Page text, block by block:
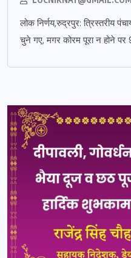
लोक निर्णय,रुद्रपुर: त्रिस्तरीय
चुने गए, मगर कोरम पूरा न होने पर